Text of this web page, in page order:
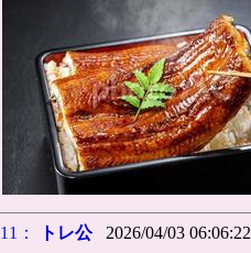
11： トレ公2026/04/03 06:06:22